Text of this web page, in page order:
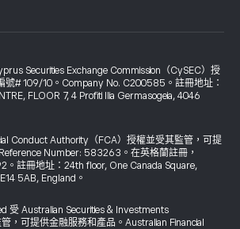
Securities Exchange Commission（CySEC）授
號# 109/10。Company No. C200585。註冊地址：
FLOOR 7, 4 Profiti Ilia Germasogeia, 4046
Conduct Authority（FCA）授權並受其監管，可提
Number: 583263。在英格蘭註冊，
。註冊地址：24th floor, One Canada Square,
5AB, England。
受 Australian Securities & Investments
，可提供金融服務和產品。Australian Financial